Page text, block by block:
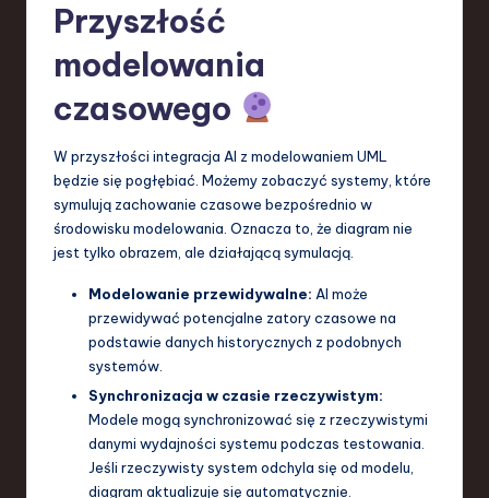
Przyszłość
modelowania
czasowego
W przyszłości integracja AI z modelowaniem UML
będzie się pogłębiać. Możemy zobaczyć systemy, które
symulują zachowanie czasowe bezpośrednio w
środowisku modelowania. Oznacza to, że diagram nie
jest tylko obrazem, ale działającą symulacją.
Modelowanie przewidywalne: AI może
przewidywać potencjalne zatory czasowe na
podstawie danych historycznych z podobnych
systemów.
Synchronizacja w czasie rzeczywistym:
Modele mogą synchronizować się z rzeczywistymi
danymi wydajności systemu podczas testowania.
Jeśli rzeczywisty system odchyla się od modelu,
diagram aktualizuje się automatycznie.